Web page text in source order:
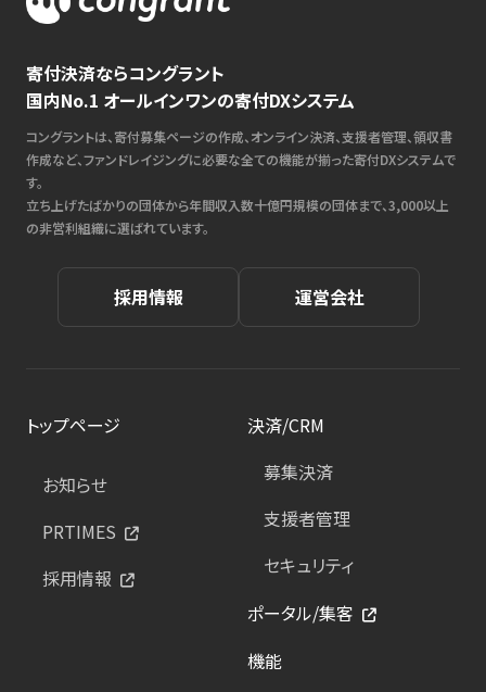
寄付決済ならコングラント
国内No.1 オールインワンの寄付DXシステム
コングラントは、寄付募集ページの作成、オンライン決済、支援者管理、領収書
作成など、ファンドレイジングに必要な全ての機能が揃った寄付DXシステムで
す。
立ち上げたばかりの団体から年間収入数十億円規模の団体まで、3,000以上
の非営利組織に選ばれています。
採用情報 運営会社
トップページ
お知らせ
PRTIMES
採用情報
決済/CRM
募集決済
支援者管理
セキュリティ
ポータル/集客
機能